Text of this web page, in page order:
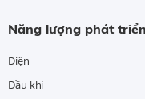
Năng lượng phát triển
Điện
Dầu khí